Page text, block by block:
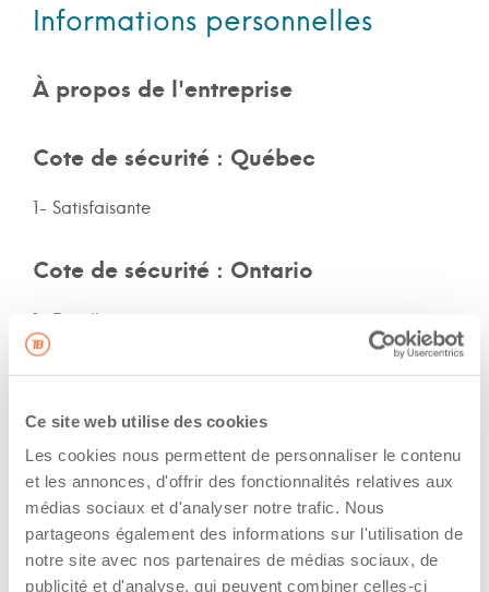
Ce site web utilise des cookies
Les cookies nous permettent de personnaliser le contenu
et les annonces, d'offrir des fonctionnalités relatives aux
médias sociaux et d'analyser notre trafic. Nous
partageons également des informations sur l'utilisation de
notre site avec nos partenaires de médias sociaux, de
publicité et d'analyse, qui peuvent combiner celles-ci
Informations personnelles
À propos de l'entreprise
Cote de sécurité : Québec
1- Satisfaisante
Cote de sécurité : Ontario
1- Excellente
Cote de sécurité: autres provinces
Non-spécifié
Assurances et immatriculation
Possède ses propres assurances
Veux adhérer aux assurances de la flotte de